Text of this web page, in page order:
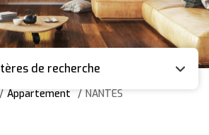
de recherche
Appartement NANTES